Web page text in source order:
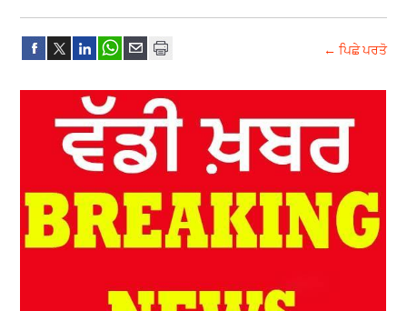
← ਪਿਛੇ ਪਰਤੋ